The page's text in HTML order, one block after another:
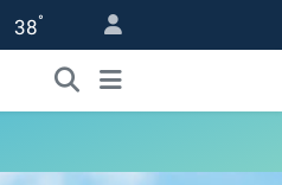
38°